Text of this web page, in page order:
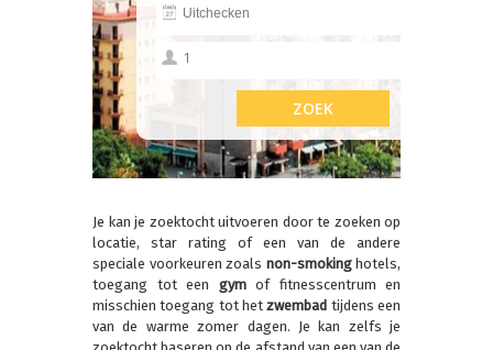
Je kan je zoektocht uitvoeren door te zoeken op
locatie, star rating of een van de andere
speciale voorkeuren zoals non-smokinghotels,
toegang tot een gymof fitnesscentrum en
misschien toegang tot hetzwembad tijdens een
van de warme zomer dagen. Je kan zelfs je